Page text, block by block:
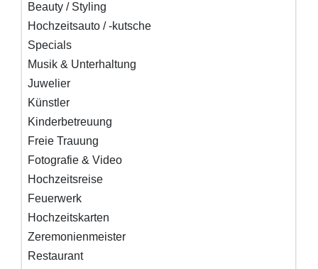
Beauty / Styling
Hochzeitsauto / -kutsche
Specials
Musik & Unterhaltung
Juwelier
Künstler
Kinderbetreuung
Freie Trauung
Fotografie & Video
Hochzeitsreise
Feuerwerk
Hochzeitskarten
Zeremonienmeister
Restaurant